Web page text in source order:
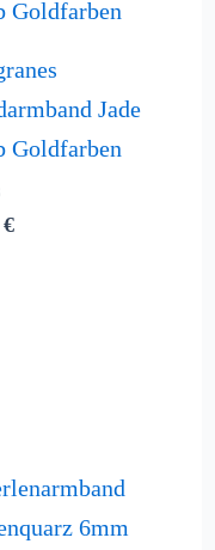
Jade
Goldfarben
€
bis